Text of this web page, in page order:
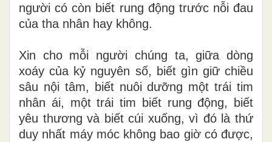
người có còn biết rung động trước nỗi đau
của tha nhân hay không.
Xin cho mỗi người chúng ta, giữa dòng
xoáy của kỷ nguyên số, biết gìn giữ chiều
sâu nội tâm, biết nuôi dưỡng một trái tim
nhân ái, một trái tim biết rung động, biết
yêu thương và biết cúi xuống, vì đó là thứ
duy nhất máy móc không bao giờ có được,